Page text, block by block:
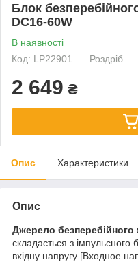
Блок
DC16-60W
В наявності
Код: LP22901
Роздріб
2 649 ₴
Опис Характеристики
Опис
Джерело
складається з
вхідну напругу [Входное